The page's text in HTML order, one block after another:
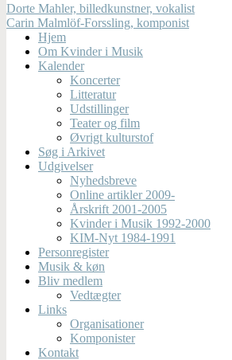
Dorte Mahler, billedkunstner, vokalist
Carin Malmlöf-Forssling, komponist
Hjem
Om Kvinder i Musik
Kalender
Koncerter
Litteratur
Udstillinger
Teater og film
Øvrigt kulturstof
Søg i Arkivet
Udgivelser
Nyhedsbreve
Online artikler 2009-
Årskrift 2001-2005
Kvinder i Musik 1992-2000
KIM-Nyt 1984-1991
Personregister
Musik & køn
Bliv medlem
Vedtægter
Links
Organisationer
Komponister
Kontakt